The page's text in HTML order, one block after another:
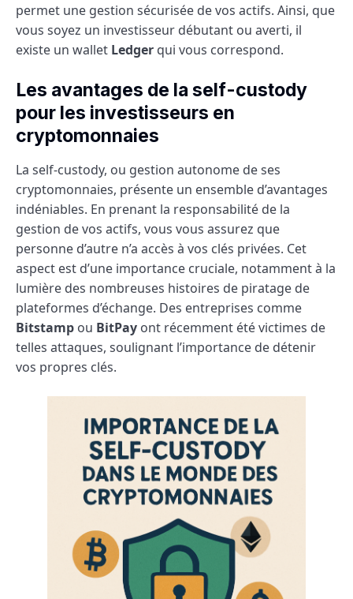
permet une gestion sécurisée de vos actifs. Ainsi, que
vous soyez un investisseur débutant ou averti, il
existe un wallet Ledger qui vous correspond.
Les avantages de la self-custody
pour les investisseurs en
cryptomonnaies
La self-custody, ou gestion autonome de ses
cryptomonnaies, présente un ensemble d’avantages
indéniables. En prenant la responsabilité de la
gestion de vos actifs, vous vous assurez que
personne d’autre n’a accès à vos clés privées. Cet
aspect est d’une importance cruciale, notamment à la
lumière des nombreuses histoires de piratage de
plateformes d’échange. Des entreprises comme
Bitstamp ou BitPay ont récemment été victimes de
telles attaques, soulignant l’importance de détenir
vos propres clés.